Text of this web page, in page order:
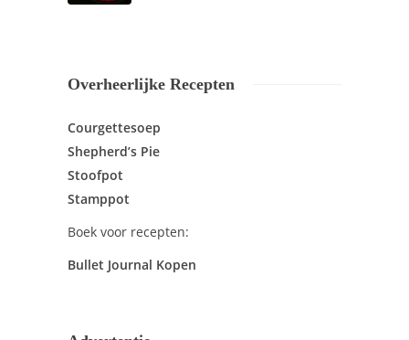
Overheerlijke Recepten
Courgettesoep
Shepherd’s Pie
Stoofpot
Stamppot
Boek voor recepten:
Bullet Journal Kopen